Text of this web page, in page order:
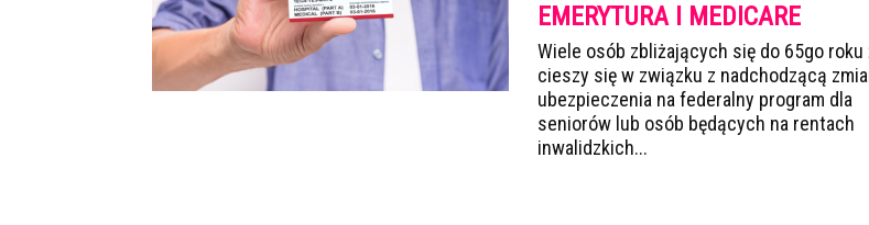
EMERYTURA I MEDICARE
Wiele osób zbliżających się do 65go roku
cieszy się w związku z nadchodzącą
ubezpieczenia na federalny program dla
seniorów lub osób będących na rentach
inwalidzkich...